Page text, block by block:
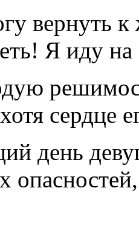
вернуть
Я иду на
сердце
день